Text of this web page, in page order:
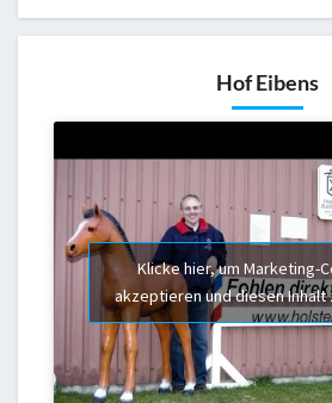
Hof Eibens
Klicke hier, um Marketing-
akzeptieren und diesen Inhalt